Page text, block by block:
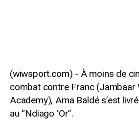
À moins de
combat contre Franc (Jambaar
Academy), Ama Baldé s’est
au “Ndiago ‘Or”.